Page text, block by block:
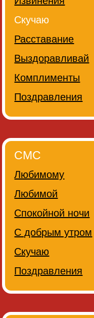
Скучаю
Расставание
Выздоравливай
Комплименты
Поздравления
СМС
Любимому
Любимой
Спокойной ночи
С добрым утром
Скучаю
Поздравления